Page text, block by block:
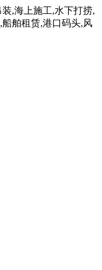
,海上施工,水下打捞,
舶租赁,港口码头,风